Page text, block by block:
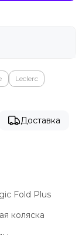
Leclerc
Доставка
Fold Plus
коляска